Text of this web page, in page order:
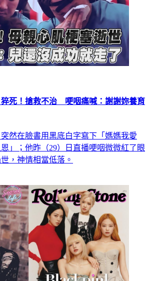
死！搶救不治 哽咽痛喊：謝謝妳養育
突然在臉書用黑底白字寫下「媽媽我愛
」；他昨（29）日直播哽咽微微紅了眼
，神情相當低落。